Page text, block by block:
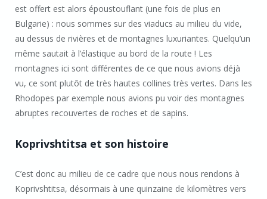
est offert est alors époustouflant (une fois de plus en
Bulgarie) : nous sommes sur des viaducs au milieu du vide,
au dessus de rivières et de montagnes luxuriantes. Quelqu’un
même sautait à l’élastique au bord de la route ! Les
montagnes ici sont différentes de ce que nous avions déjà
vu, ce sont plutôt de très hautes collines très vertes. Dans les
Rhodopes par exemple nous avions pu voir des montagnes
abruptes recouvertes de roches et de sapins.
Koprivshtitsa et son histoire
C’est donc au milieu de ce cadre que nous nous rendons à
Koprivshtitsa, désormais à une quinzaine de kilomètres vers